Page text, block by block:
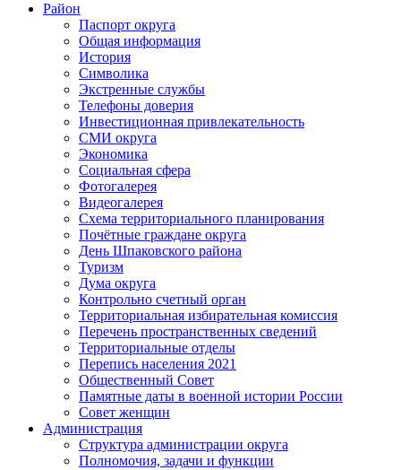
Район
Паспорт округа
Общая информация
История
Символика
Экстренные службы
Телефоны доверия
Инвестиционная привлекательность
СМИ округа
Экономика
Социальная сфера
Фотогалерея
Видеогалерея
Схема территориального планирования
Почётные граждане округа
День Шпаковского района
Туризм
Дума округа
Контрольно счетный орган
Территориальная избирательная комиссия
Перечень пространственных сведений
Территориальные отделы
Перепись населения 2021
Общественный Совет
Памятные даты в военной истории России
Совет женщин
Администрация
Структура администрации округа
Полномочия, задачи и функции